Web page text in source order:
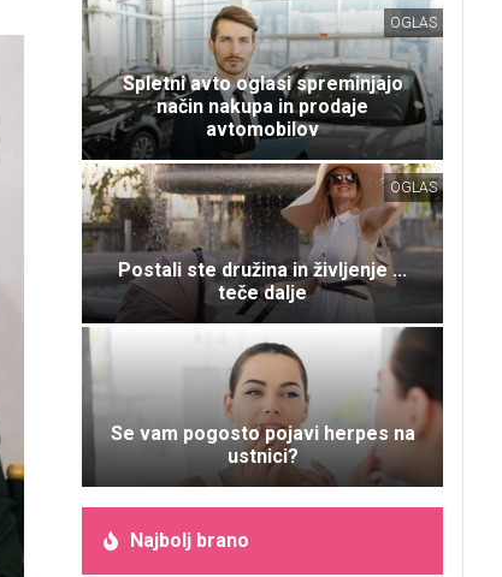
OGLAS
Spletni avto oglasi spreminjajo
način nakupa in prodaje
avtomobilov
OGLAS
Postali ste družina in življenje ...
teče dalje
Se vam pogosto pojavi herpes na
ustnici?
Najbolj brano